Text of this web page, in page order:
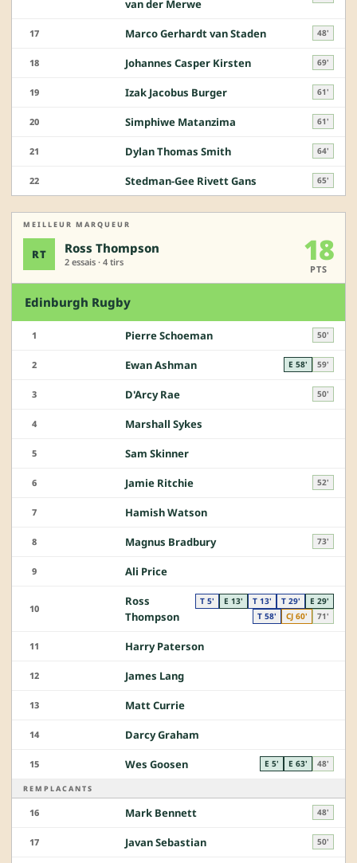
van der Merwe
17 Marco Gerhardt van Staden 48'
18 Johannes Casper Kirsten 69'
19 Izak Jacobus Burger 61'
20 Simphiwe Matanzima 61'
21 Dylan Thomas Smith 64'
22 Stedman-Gee Rivett Gans 65'
MEILLEUR MARQUEUR
RT Ross Thompson
2 essais · 4 tirs 18
PTS
Edinburgh Rugby
1 Pierre Schoeman 50'
2 Ewan Ashman E 58' 59'
3 D'Arcy Rae 50'
4 Marshall Sykes
5 Sam Skinner
6 Jamie Ritchie 52'
7 Hamish Watson
8 Magnus Bradbury 73'
9 Ali Price
10
Ross
Thompson
T 5' E 13' T 13' T 29'
E 29'
T 58'
CJ 60' 71'
11 Harry Paterson
12 James Lang
13 Matt Currie
14 Darcy Graham
15 Wes Goosen E 5' E 63' 48'
REMPLACANTS
16 Mark Bennett 48'
17 Javan Sebastian 50'